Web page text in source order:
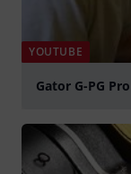
YOUTUBE
Gator G-PG